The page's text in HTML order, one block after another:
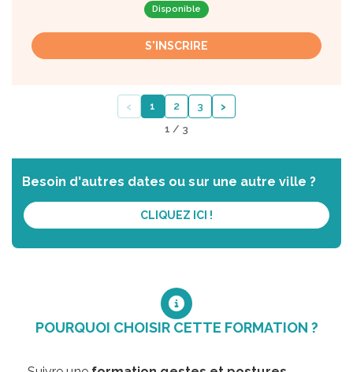
Disponible
S'INSCRIRE
‹ 1 2 3 ›
1 / 3
Besoin d'autres dates ou sur une autre ville ?
CLIQUEZ ICI !
POURQUOI CHOISIR CETTE FORMATION ?